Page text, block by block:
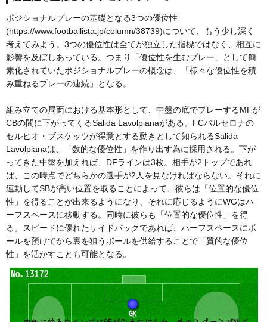
ポジショナルプレーの基礎となる3つの優位性
(https://www.footballista.jp/column/38739)について、もう少し深く
考えてみよう。3つの優位性は全てが独立した指標ではなく、相互に
影響を及ぼしあっている。つまり「優位性を生むプレー」として簡
素化されていたポジショナルプレーの概念は、「様々な優位性を積
み重ねるプレーの連続」となる。
組み立ての局面における基本形として、中盤の底でプレーするMFが
CBの間に下がってくるSalida Lavolpianaがある。FCバルセロナの
セルヒオ・ブスケッツが得意とする動きとして知られるSalida
Lavolpianaは、「数的な優位性」を作り出す為に採用される。下が
ってきた中盤を加えれば、DFラインは3枚。相手が2トップであれ
ば、この時点でどちらかの選手が2人を見なければならない。それに
連動してSBが高い位置を取ることによって、彼らは「位置的な優位
性」を得ることが出来るようになり、それに応じるようにWGはハ
ーフスペースに移動する。同時に彼らも「位置的な優位性」を得
る。スピードに優れたサイドバックであれば、ハーフスペースにボ
ールを預けてから裏を狙うボールを供給することで「質的な優位
性」を活かすことも可能となる。